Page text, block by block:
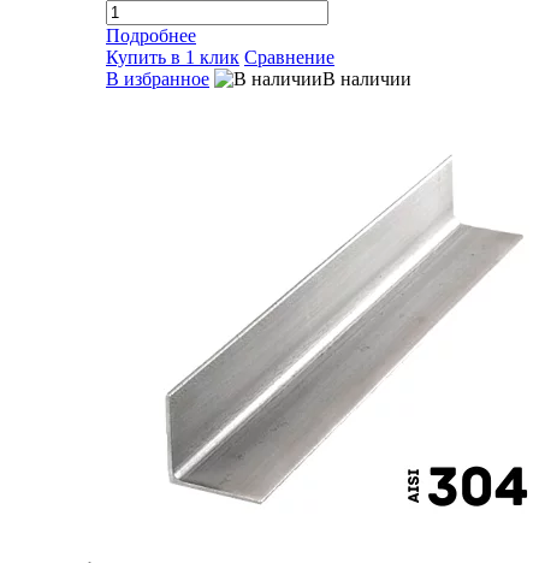
Подробнее
Купить в 1 клик Сравнение
В избранное
В наличии